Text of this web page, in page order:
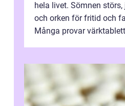
hela livet. Sömnen
och orken för fritid och
Många provar